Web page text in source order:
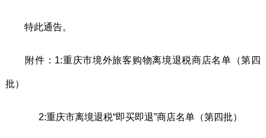
特此通告。
附件：1:重庆市境外旅客购物离境退税商店名单（第四
批）
2:重庆市离境退税“即买即退”商店名单（第四批）